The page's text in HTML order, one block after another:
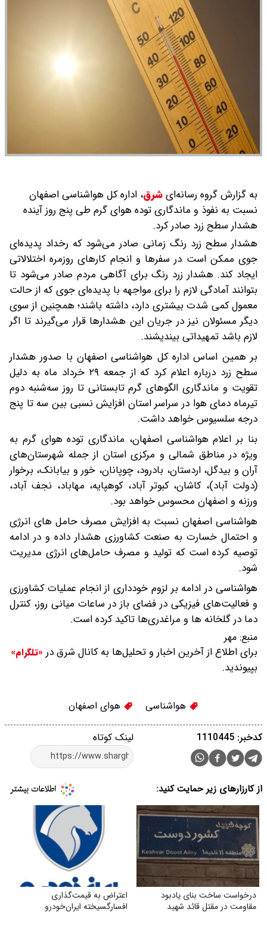
قیمت خودرو‌های ایران خودرو امروز
دوشنبه ۱۹ مرداد ۱۴۰۵ / قیمت پژو
۲۰۷ چند ؟ + جدول
به گزارش گروه رسانه‌ایشرق، اداره کل هواشناسی اصفهان
نسبت به نفوذ و ماندگاری توده هوای گرم طی پنج روز آینده
هشدار سطح زرد صادر کرد.
هشدار سطح زرد رنگ زمانی صادر می‌شود که رخداد پدیده‌ای
جوی ممکن است در سفرها و انجام کارهای روزمره اختلالاتی
ایجاد کند. هشدار زرد رنگ برای آگاهی مردم صادر می‌شود تا
بتوانند آمادگی لازم را برای مواجهه با پدیده‌ای جوی که از حالت
معمول کمی شدت بیشتری دارد، داشته باشند؛ همچنین از سوی
دیگر مسئولان نیز در جریان این هشدارها قرار می‌گیرند تا اگر
لازم باشد تمهیداتی بیندیشند.
بر همین اساس اداره کل هواشناسی اصفهان با صدور هشدار
سطح زرد درباره اعلام کرد که از جمعه ۲۹ خرداد ماه به دلیل
تقویت و ماندگاری الگوهای گرم تابستانی تا روز سه‌شنبه دوم
تیرماه دمای هوا در سراسر استان افزایش نسبی بین سه تا پنج
درجه سلسیوس خواهد داشت.
بنا بر اعلام هواشناسی اصفهان، ماندگاری توده هوای گرم به
ویژه در مناطق شمالی و مرکزی استان از جمله شهرستان‌های
آران و بیدگل، اردستان، بادرود، چوپانان، خور و بیابانک، برخوار
(دولت آباد)، کاشان، کبوتر آباد، کوهپایه، مهاباد، نجف آباد،
ورزنه و اصفهان محسوس خواهد بود.
هواشناسی اصفهان نسبت به افزایش مصرف حامل های انرژی
و احتمال خسارت به صنعت کشاورزی هشدار داده و در ادامه
توصیه کرده است که تولید و مصرف حامل‌های انرژی مدیریت
شود.
هواشناسی در ادامه بر لزوم خودداری از انجام عملیات کشاورزی
و فعالیت‌های فیزیکی در فضای باز در ساعات میانی روز، کنترل
دما در گلخانه ها و مراغدری‌ها تاکید کرده است.
منبع: مهر
برای اطلاع از آخرین اخبار و تحلیل‌ها به کانال شرق در «تلگرام»
بپیوندید.
هواشناسی هوای اصفهان
لینک کوتاه کدخبر: 1110445
از کارزارهای زیر حمایت کنید:
درخواست ساخت بنای یادبود
مقاومت در مقتل قائد شهید
اعتراض به قیمت‌گذاری
افسارگسیخته ایران‌خودرو